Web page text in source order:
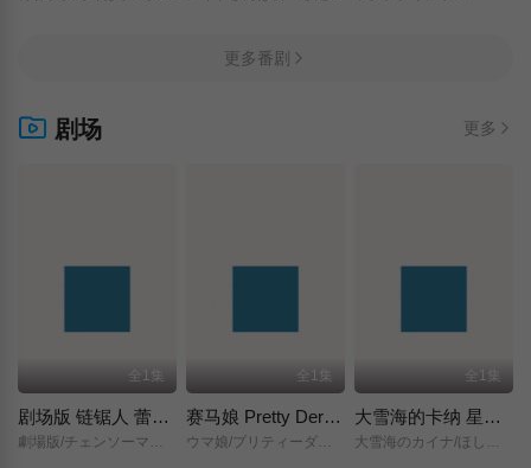
更多番剧
剧场 更多
全1集
剧场版 链锯人 蕾塞篇(正式版)
全1集
赛马娘 Pretty Derby 新时代之门
全1集
大雪海的卡纳 星之贤者